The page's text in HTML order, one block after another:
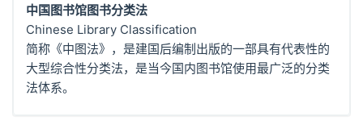
中国图书馆图书分类法
Chinese Library Classification
简称《中图法》，是建国后编制出版的一部具有代表性的
大型综合性分类法，是当今国内图书馆使用最广泛的分类
法体系。